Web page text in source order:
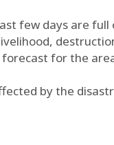
few days are
for the
by the